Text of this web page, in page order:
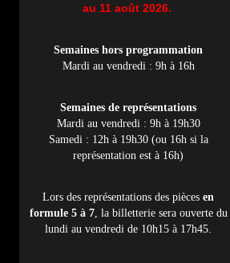
au 11 août 2026.
Semaines hors programmation
Mardi au vendredi : 9h à 16h
Semaines de représentations
Mardi au vendredi : 9h à 19h30
Samedi : 12h à 19h30 (ou 16h si la
représentation est à 16h)
Lors des représentations des pièces en
formule 5 à 7, la billetterie sera ouverte du
lundi au vendredi de 10h15 à 17h45.